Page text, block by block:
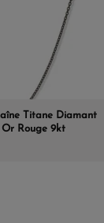
Titane Diamant
Rouge 9kt